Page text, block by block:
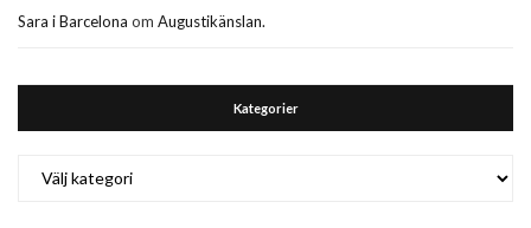
Sara i Barcelona om Augustikänslan.
Kategorier